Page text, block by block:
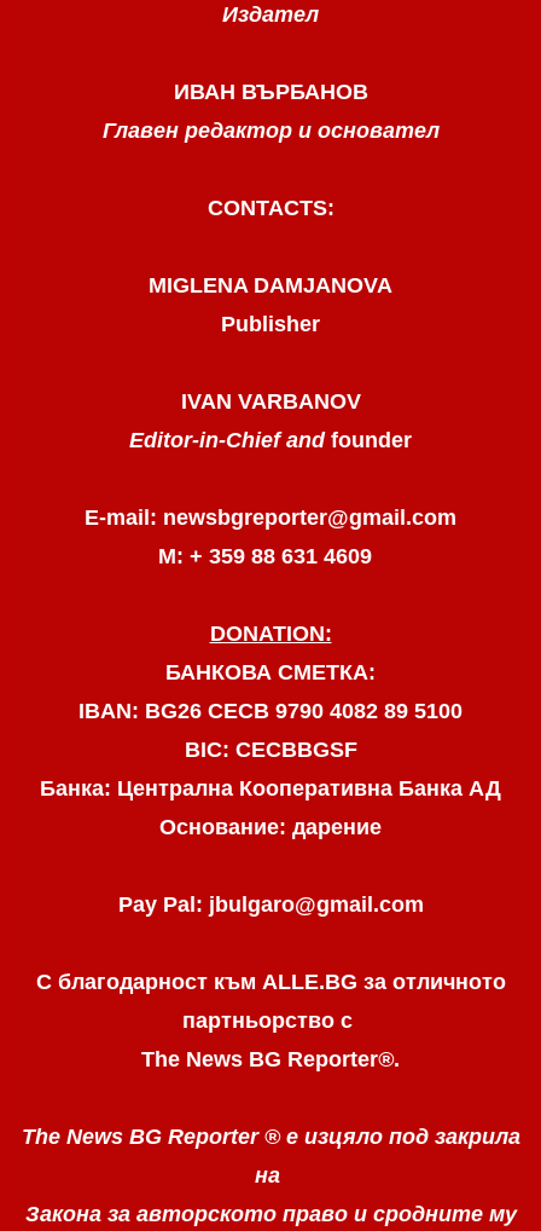
Издател
ИВАН ВЪРБАНОВ
Главен редактор и основател
CONTACTS:
MIGLENA DAMJANOVA
Publisher
IVAN VARBANOV
Editor-in-Chief and founder
E-mail: newsbgreporter@gmail.com
М: + 359 88 631 4609
DONATION:
БАНКОВА СМЕТКА:
IBAN: BG26 CECB 9790 4082 89 5100
BIC: CECBBGSF
Банка: Централна Кооперативна Банка АД
Основание: дарение
Pay Pal: jbulgaro@gmail.com
С благодарност към ALLE.BG за отличното
партньорство с
The News BG Reporter®.
The News BG Reporter ® е изцяло под закрила
на
Закона за авторското право и сродните му